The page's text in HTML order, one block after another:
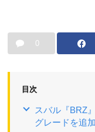
0
目次
スバル『BRZ
グレードを追加